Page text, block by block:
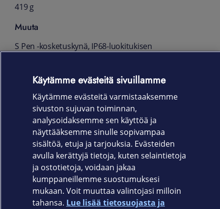
419 g
Muuta
S Pen -kosketuskynä, IP68-luokitukisen
gyrometri, geomagneettinen anturi, hall-
anturi, etäisyysanturi, RGB-valoanturi
Tuotekoodi
SM-T395NZKANEE (Musta)
Käytämme evästeitä sivuillamme
Käytämme evästeitä varmistaaksemme
sivuston sujuvan toiminnan,
analysoidaksemme sen käyttöä ja
näyttääksemme sinulle sopivampaa
sisältöä, etuja ja tarjouksia. Evästeiden
avulla kerättyjä tietoja, kuten selaintietoja
ja ostotietoja, voidaan jakaa
kumppaneillemme suostumuksesi
mukaan. Voit muuttaa valintojasi milloin
tahansa. Lue lisää tietosuojasta ja